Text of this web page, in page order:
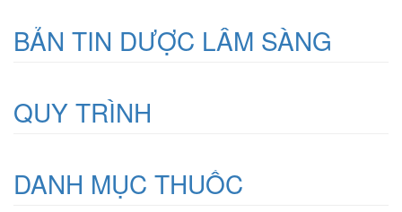
BẢN TIN DƯỢC LÂM SÀNG
QUY TRÌNH
DANH MỤC THUỐC